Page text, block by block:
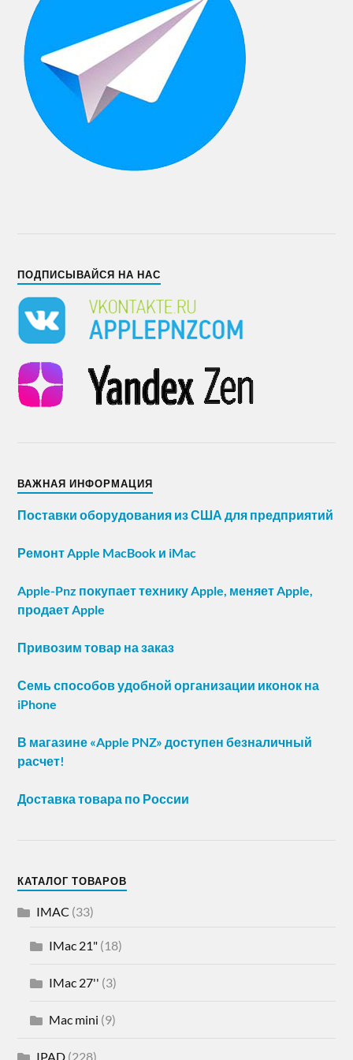
ПОДПИСЫВАЙСЯ НА НАС
ВАЖНАЯ ИНФОРМАЦИЯ
Поставки оборудования из США для предприятий
Ремонт Apple MacBook и iMac
Apple-Pnz покупает технику Apple, меняет Apple,
продает Apple
Привозим товар на заказ
Семь способов удобной организации иконок на
iPhone
В магазине «Apple PNZ» доступен безналичный
расчет!
Доставка товара по России
КАТАЛОГ ТОВАРОВ
IMAC (33)
IMac 21" (18)
IMac 27'' (3)
Mac mini (9)
IPAD (228)